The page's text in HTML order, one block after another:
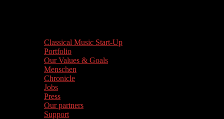
Classical Music Start-Up
Portfolio
Our Values & Goals
Menschen
Chronicle
Jobs
Press
Our partners
Support